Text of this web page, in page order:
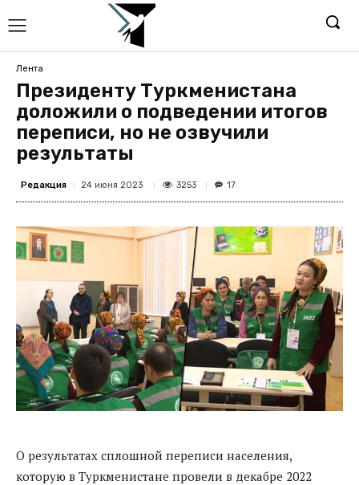
Лента
Президенту Туркменистана
доложили о подведении итогов
переписи, но не озвучили
результаты
Редакция 24 июня 2023 3253 17
О результатах сплошной переписи населения,
которую в Туркменистане провели в декабре 2022